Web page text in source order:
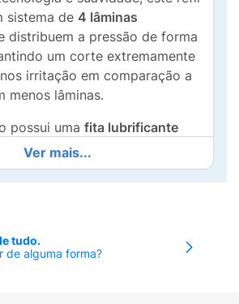
sistema de 4 lâminas
distribuem a pressão de forma
um corte extremamente
irritação em comparação a
menos lâminas.
possui uma fita lubrificante
componentes que acalmam
que o aparelho deslize sem
nas áreas mais sensíveis do
vida útil do fio. Se você busca
entre conforto máximo e
Ver mais...
tudo.
de alguma forma?